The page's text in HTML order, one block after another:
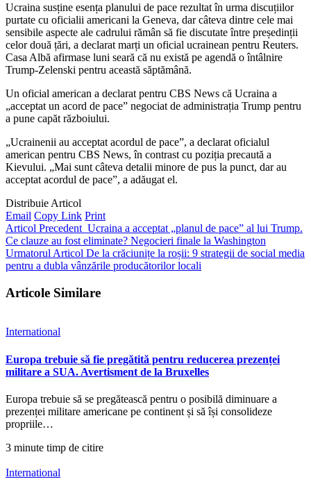
Ucraina susține esența planului de pace rezultat în urma discuțiilor
purtate cu oficialii americani la Geneva, dar câteva dintre cele mai
sensibile aspecte ale cadrului rămân să fie discutate între președinții
celor două țări, a declarat marți un oficial ucrainean pentru Reuters.
Casa Albă afirmase luni seară că nu există pe agendă o întâlnire
Trump-Zelenski pentru această săptămână.
Un oficial american a declarat pentru CBS News că Ucraina a
„acceptat un acord de pace” negociat de administrația Trump pentru
a pune capăt războiului.
„Ucrainenii au acceptat acordul de pace”, a declarat oficialul
american pentru CBS News, în contrast cu poziția precaută a
Kievului. „Mai sunt câteva detalii minore de pus la punct, dar au
acceptat acordul de pace”, a adăugat el.
Distribuie Articol
Email Copy Link Print
Articol Precedent Ucraina a acceptat „planul de pace” al lui Trump.
Ce clauze au fost eliminate? Negocieri finale la Washington
Urmatorul Articol De la crăciunițe la roșii: 9 strategii de social media
pentru a dubla vânzările producătorilor locali
Articole Similare
International
Europa trebuie să fie pregătită pentru reducerea prezenței
militare a SUA. Avertisment de la Bruxelles
Europa trebuie să se pregătească pentru o posibilă diminuare a
prezenței militare americane pe continent și să își consolideze
propriile…
3 minute timp de citire
International